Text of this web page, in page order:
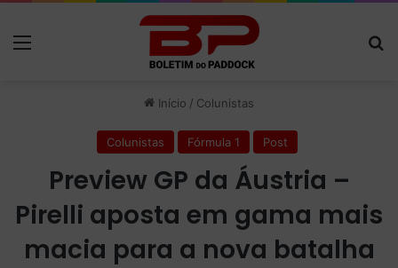
Início / Colunistas
Colunistas Fórmula 1 Post
Preview GP da Áustria –
Pirelli aposta em gama mais
macia para a nova batalha